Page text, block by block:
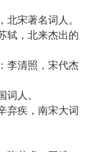
宋著名词人。
，北来杰出的
清照，宋代杰
人。
疾，南宋大词